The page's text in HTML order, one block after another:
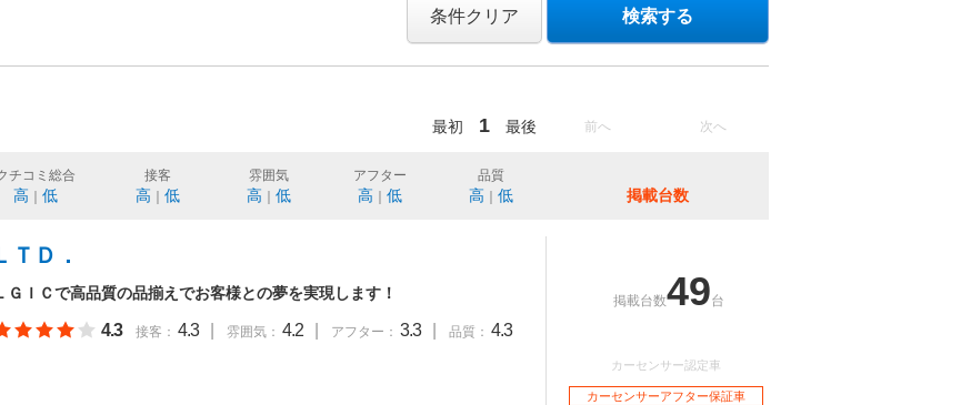
条件クリア 検索する
前へ 次へ
最初 1 最後
チコミ総合
高 低
接客
高 低
雰囲気
高 低
アフター
高 低
品質
高 低 掲載台数
Ｄ．
ＩＣで高品質の品揃えでお客様との夢を実現します！
4.3 接客： 4.3 雰囲気： 4.2 アフター： 3.3 品質： 4.3
掲載台数49台
カーセンサー認定車
カーセンサーアフター保証車